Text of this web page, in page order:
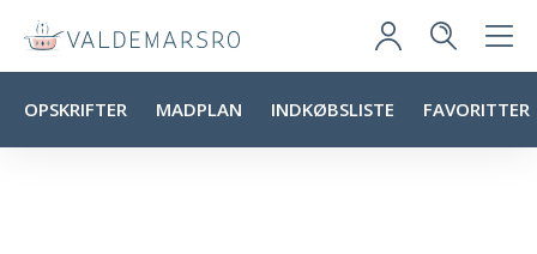
OPSKRIFTER MADPLAN INDKØBSLISTE FAVORITTER